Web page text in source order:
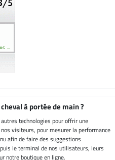
à portée de main ?
technologies pour offrir une
visiteurs, pour mesurer la performance
afin de faire des suggestions
le terminal de nos utilisateurs, leurs
notre boutique en ligne.